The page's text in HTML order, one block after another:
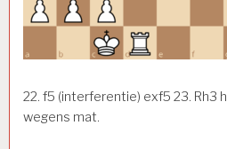
22. f5 (interferentie) exf5 23. Rh3
wegens mat.